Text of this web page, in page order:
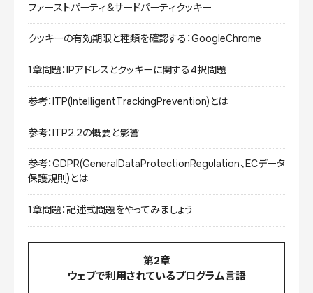
ファーストパーティ＆サードパーティクッキー
クッキーの有効期限と種類を確認する：GoogleChrome
1章問題：IPアドレスとクッキーに関する4択問題
参考：ITP(IntelligentTrackingPrevention)とは
参考：ITP2.2の概要と影響
参考：GDPR(GeneralDataProtectionRegulation、ECデータ
保護規則)とは
1章問題：記述式問題をやってみましょう
第2章
ウェブで利用されているプログラム言語